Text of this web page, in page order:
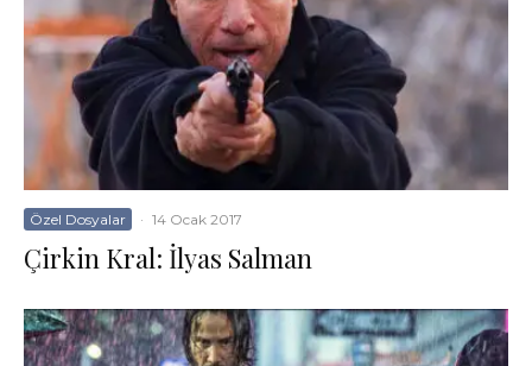
Özel Dosyalar · 14 Ocak 2017
Çirkin Kral: İlyas Salman